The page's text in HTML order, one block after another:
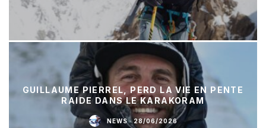
GUILLAUME PIERREL, PERD LA VIE EN PENTE
RAIDE DANS LE KARAKORAM
NEWS · 28/06/2026